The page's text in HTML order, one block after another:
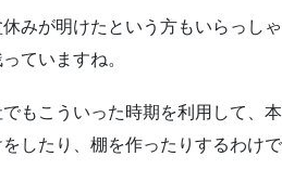
休みが明けたという方もいらっし
ていますね。
でもこういった時期を利用して、
したり、棚を作ったりするわけで